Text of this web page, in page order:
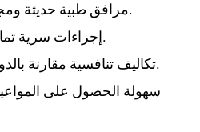
مرافق طبية حديثة ومجهزة بأحدث التقنيات.
إجراءات سرية تمامًا تحترم خصوصيتك.
تكاليف تنافسية مقارنة بالدول الأوروبية والعربية.
سهولة الحصول على